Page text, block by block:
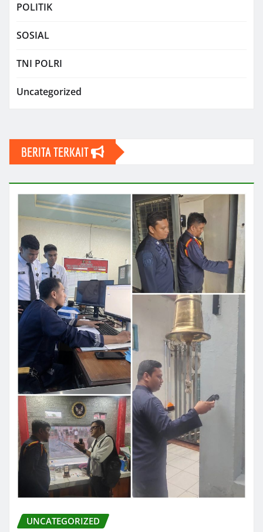
POLITIK
SOSIAL
TNI POLRI
Uncategorized
BERITA TERKAIT
UNCATEGORIZED